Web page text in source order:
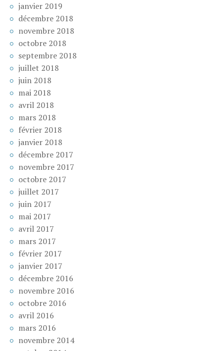
janvier 2019
décembre 2018
novembre 2018
octobre 2018
septembre 2018
juillet 2018
juin 2018
mai 2018
avril 2018
mars 2018
février 2018
janvier 2018
décembre 2017
novembre 2017
octobre 2017
juillet 2017
juin 2017
mai 2017
avril 2017
mars 2017
février 2017
janvier 2017
décembre 2016
novembre 2016
octobre 2016
avril 2016
mars 2016
novembre 2014